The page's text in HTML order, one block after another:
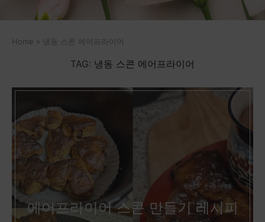
Home » 냉동 스콘 에어프라이어
TAG: 냉동 스콘 에어프라이어
에어프라이어 스콘 만들기 레시피